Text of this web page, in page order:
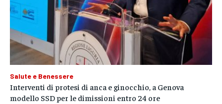
Salute e Benessere
Interventi di protesi di anca e ginocchio, a Genova
modello SSD per le dimissioni entro 24 ore